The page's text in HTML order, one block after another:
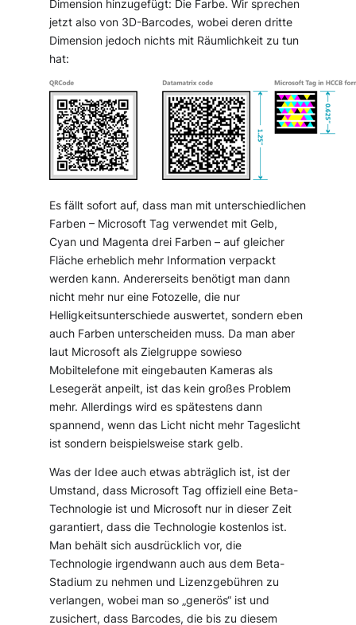
Dimension hinzugefügt: Die Farbe. Wir sprechen
jetzt also von 3D-Barcodes, wobei deren dritte
Dimension jedoch nichts mit Räumlichkeit zu tun
hat:
Es fällt sofort auf, dass man mit unterschiedlichen
Farben – Microsoft Tag verwendet mit Gelb,
Cyan und Magenta drei Farben – auf gleicher
Fläche erheblich mehr Information verpackt
werden kann. Andererseits benötigt man dann
nicht mehr nur eine Fotozelle, die nur
Helligkeitsunterschiede auswertet, sondern eben
auch Farben unterscheiden muss. Da man aber
laut Microsoft als Zielgruppe sowieso
Mobiltelefone mit eingebauten Kameras als
Lesegerät anpeilt, ist das kein großes Problem
mehr. Allerdings wird es spätestens dann
spannend, wenn das Licht nicht mehr Tageslicht
ist sondern beispielsweise stark gelb.
Was der Idee auch etwas abträglich ist, ist der
Umstand, dass Microsoft Tag offiziell eine Beta-
Technologie ist und Microsoft nur in dieser Zeit
garantiert, dass die Technologie kostenlos ist.
Man behält sich ausdrücklich vor, die
Technologie irgendwann auch aus dem Beta-
Stadium zu nehmen und Lizenzgebühren zu
verlangen, wobei man so „generös“ ist und
zusichert, dass Barcodes, die bis zu diesem